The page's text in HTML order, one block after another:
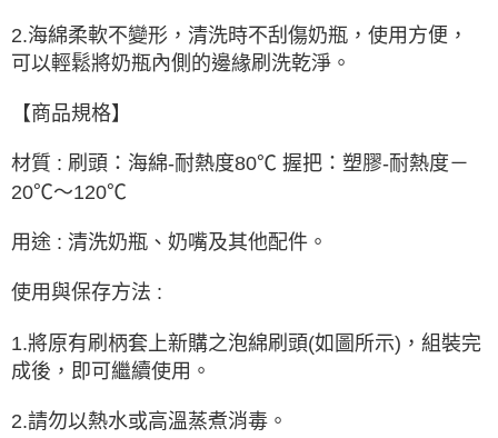
2.海綿柔軟不變形，清洗時不刮傷奶瓶，使用方便，
可以輕鬆將奶瓶內側的邊緣刷洗乾淨。
【商品規格】
材質 : 刷頭：海綿-耐熱度80℃ 握把：塑膠-耐熱度－
20℃～120℃
用途 : 清洗奶瓶、奶嘴及其他配件。
使用與保存方法 :
1.將原有刷柄套上新購之泡綿刷頭(如圖所示)，組裝完
成後，即可繼續使用。
2.請勿以熱水或高溫蒸煮消毒。